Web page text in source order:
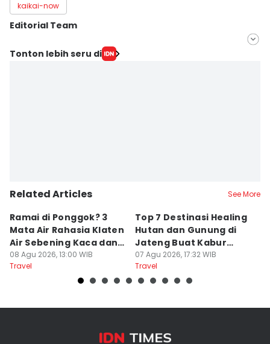
kaikai-now
Editorial Team
Editor
Tonton lebih seru di
Related Articles See More
Ramai di Ponggok? 3
Mata Air Rahasia Klaten
Air Sebening Kaca dan
Masih Sepi
08 Agu 2026, 13:00 WIB
Travel
Top 7 Destinasi Healing
Hutan dan Gunung di
Jateng Buat Kabur
Sejenak, Under Rp200
Ribu
07 Agu 2026, 17:32 WIB
Travel